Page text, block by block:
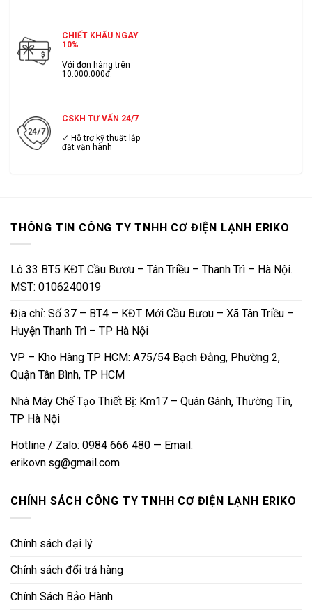
CHIẾT KHẤU NGAY
10%
Với đơn hàng trên
10.000.000đ.
CSKH TƯ VẤN 24/7
✓ Hỗ trợ kỹ thuật lắp
đặt vận hành
THÔNG TIN CÔNG TY TNHH CƠ ĐIỆN LẠNH ERIKO
Lô 33 BT5 KĐT Cầu Bươu – Tân Triều – Thanh Trì – Hà Nội.
MST: 0106240019
Địa chỉ: Số 37 – BT4 – KĐT Mới Cầu Bươu – Xã Tân Triều –
Huyện Thanh Trì – TP Hà Nội
VP – Kho Hàng TP HCM: A75/54 Bạch Đằng, Phường 2,
Quận Tân Bình, TP HCM
Nhà Máy Chế Tạo Thiết Bị: Km17 – Quán Gánh, Thường Tín,
TP Hà Nội
Hotline / Zalo: 0984 666 480 — Email:
erikovn.sg@gmail.com
CHÍNH SÁCH CÔNG TY TNHH CƠ ĐIỆN LẠNH ERIKO
Chính sách đại lý
Chính sách đổi trả hàng
Chính Sách Bảo Hành